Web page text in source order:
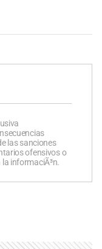
las sanciones
ofensivos o
informaciÃ³n.